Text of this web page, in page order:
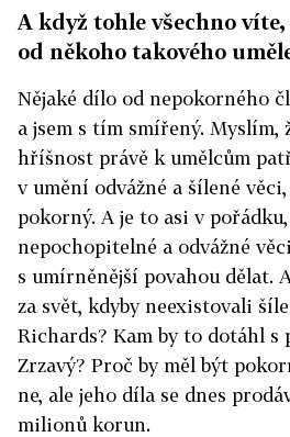
A když tohle všechno
od někoho takového
Nějaké dílo od nepokorného
a jsem s tím smířený. Myslím,
hříšnost právě k umělcům
v umění odvážné a šílené
pokorný. A je to asi v
nepochopitelné a odvážné
s umírněnější povahou dělat.
za svět, kdyby neexistovali
Richards? Kam by to dotáhl s
Zrzavý? Proč by měl být
ne, ale jeho díla se dnes
milionů korun.